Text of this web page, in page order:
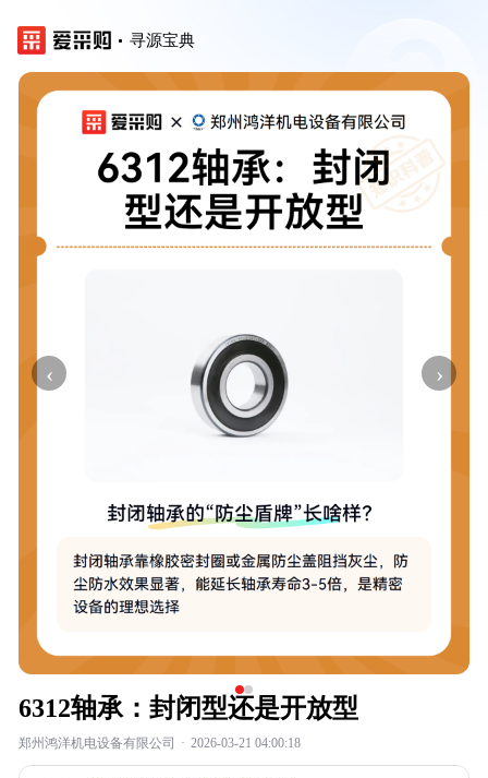
寻源宝典
‹ ›
6312轴承：封闭型还是开放型
郑州鸿洋机电设备有限公司 · 2026-03-21 04:00:18